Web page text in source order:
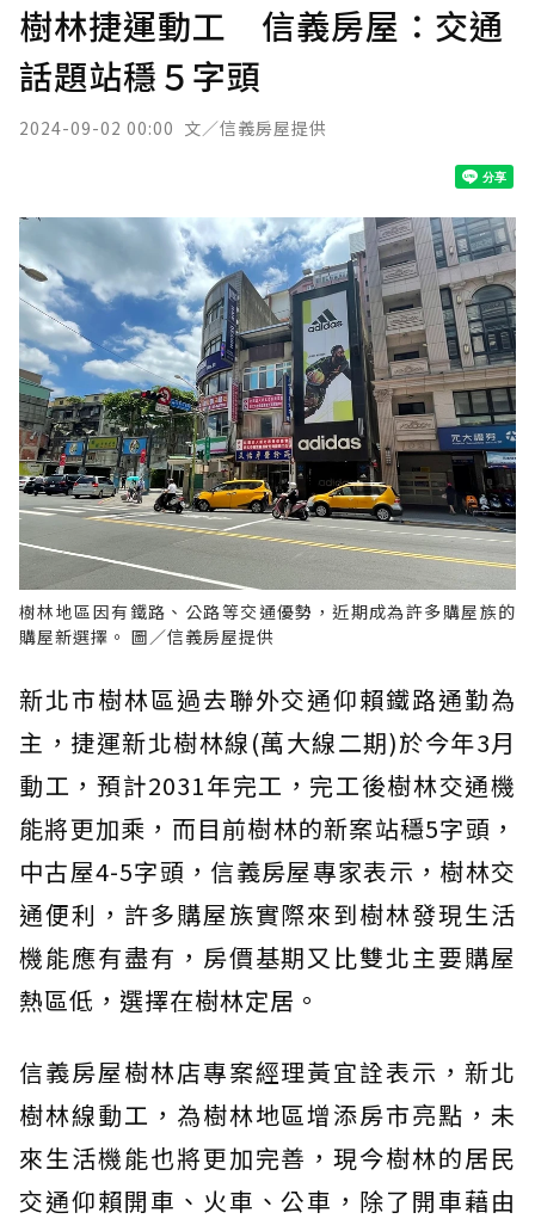
樹林捷運動工 信義房屋：交通
話題站穩５字頭
2024-09-02 00:00 文／信義房屋提供
樹林地區因有鐵路、公路等交通優勢，近期成為許多購屋族的
購屋新選擇。 圖／信義房屋提供
新北市樹林區過去聯外交通仰賴鐵路通勤為
主，捷運新北樹林線(萬大線二期)於今年3月
動工，預計2031年完工，完工後樹林交通機
能將更加乘，而目前樹林的新案站穩5字頭，
中古屋4-5字頭，信義房屋專家表示，樹林交
通便利，許多購屋族實際來到樹林發現生活
機能應有盡有，房價基期又比雙北主要購屋
熱區低，選擇在樹林定居。
信義房屋樹林店專案經理黃宜詮表示，新北
樹林線動工，為樹林地區增添房市亮點，未
來生活機能也將更加完善，現今樹林的居民
交通仰賴開車、火車、公車，除了開車藉由